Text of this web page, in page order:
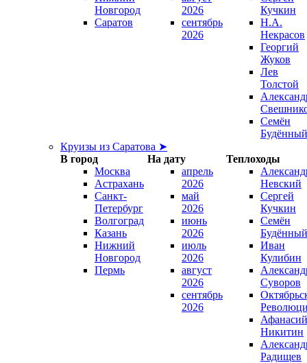
Новгород
Саратов
2026
сентябрь
2026
Кучкин
Н.А.
Некрасов
Георгий
Жуков
Лев
Толстой
Семён
Будённый
Круизы из Саратова ➤
В город
На дату
Теплоходы
Москва
Астрахань
Санкт-
Петербург
Волгоград
Казань
Нижний
Новгород
Пермь
апрель
2026
май
2026
июнь
2026
июль
2026
август
2026
сентябрь
2026
Невский
Сергей
Кучкин
Семён
Будённый
Иван
Кулибин
Суворов
Афанасий
Никитин
Радищев